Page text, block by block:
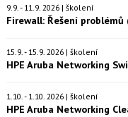
9.9. - 11.9. 2026 | školení
Firewall: Řešení problémů
15.9. - 15.9. 2026 | školení
HPE Aruba Networking
1.10. - 1.10. 2026 | školení
HPE Aruba Networking